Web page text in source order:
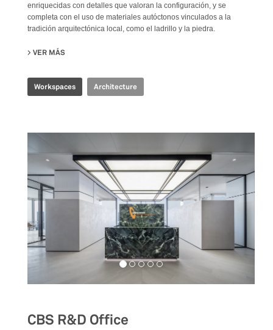
enriquecidas con detalles que valoran la configuración, y se
completa con el uso de materiales autóctonos vinculados a la
tradición arquitectónica local, como el ladrillo y la piedra.
VER MÁS
Workspaces Architecture
CBS R&D Office